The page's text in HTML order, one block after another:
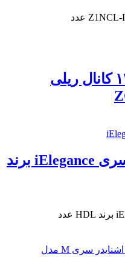
ریموت کنترل و گیرنده ۱۲ کانال ریلی
کلید هوشمند هشت پل سری iElegance برند